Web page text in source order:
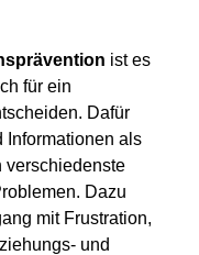
ist es
für ein
Dafür
Informationen als
verschiedenste
Dazu
mit Frustration,
und